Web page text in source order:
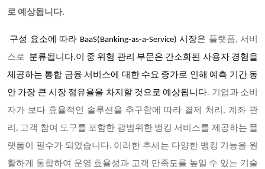
로 예상됩니다.
구성 요소에 따라 BaaS(Banking-as-a-Service) 시장은 플랫폼, 서비
스로 분류됩니다.이 중 위험 관리 부문은 간소화된 사용자 경험을
제공하는 통합 금융 서비스에 대한 수요 증가로 인해 예측 기간 동
안 가장 큰 시장 점유율을 차지할 것으로 예상됩니다. 기업과 소비
자가 보다 효율적인 솔루션을 추구함에 따라 결제 처리, 계좌 관
리, 고객 참여 도구를 포함한 광범위한 뱅킹 서비스를 제공하는 플
랫폼이 필수가 되었습니다. 이러한 추세는 다양한 뱅킹 기능을 원
활하게 통합하여 운영 효율성과 고객 만족도를 높일 수 있는 기술